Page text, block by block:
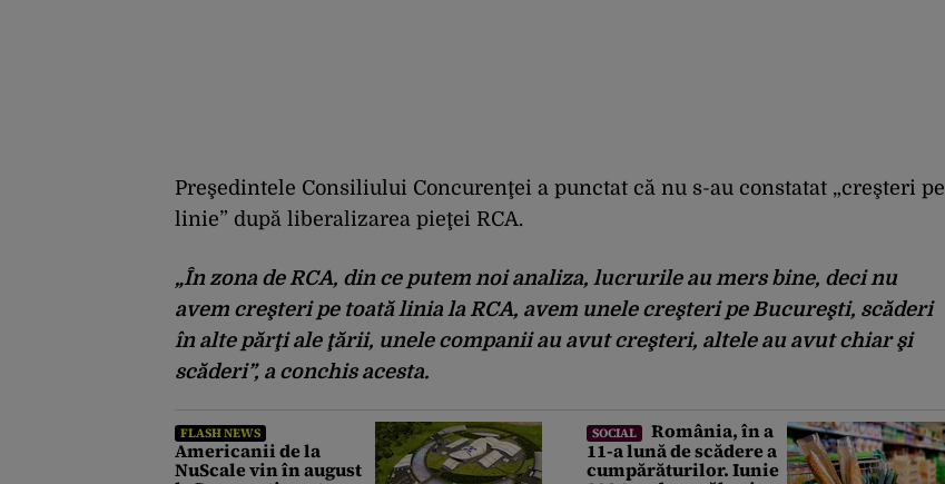
Preşedintele Consiliului Concurenţei a punctat că nu s-au constatat „creşteri pe
linie” după liberalizarea pieţei RCA.
„În zona de RCA, din ce putem noi analiza, lucrurile au mers bine, deci nu
avem creşteri pe toată linia la RCA, avem unele creşteri pe Bucureşti, scăderi
în alte părţi ale ţării, unele companii au avut creşteri, altele au avut chiar şi
scăderi”, a conchis acesta.
FLASH NEWS
Americanii de la
NuScale vin în august
SOCIAL
România, în a
11-a lună de scădere a
cumpărăturilor. Iunie